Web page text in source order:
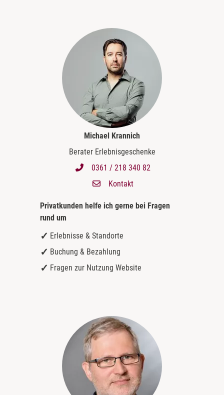
Michael Krannich
Berater Erlebnisgeschenke
0361 / 218 340 82
Kontakt
Privatkunden helfe ich gerne bei Fragen
rund um
Erlebnisse & Standorte
Buchung & Bezahlung
Fragen zur Nutzung Website